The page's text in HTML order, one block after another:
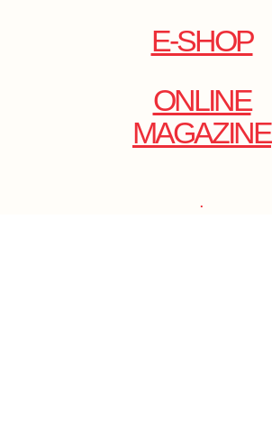
E-SHOP
ONLINE
MAGAZINE
.